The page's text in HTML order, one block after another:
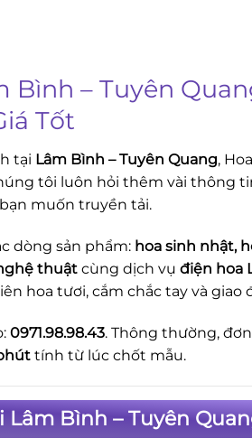
Bình – Tuyên
Tốt
tại Lâm Bình – Tuyên Quang,
tôi luôn hỏi thêm vài thông
muốn truyền tải.
dòng sản phẩm: hoa sinh nhật,
thuật cùng dịch vụ điện hoa
hoa tươi, cắm chắc tay và
0971.98.98.43. Thông thường,
tính từ lúc chốt mẫu.
Lâm Bình – Tuyên